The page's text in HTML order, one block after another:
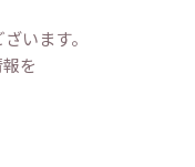
います。
を